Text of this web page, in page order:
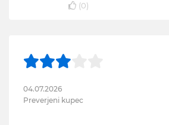
(0)
04.07.2026
Preverjeni kupec